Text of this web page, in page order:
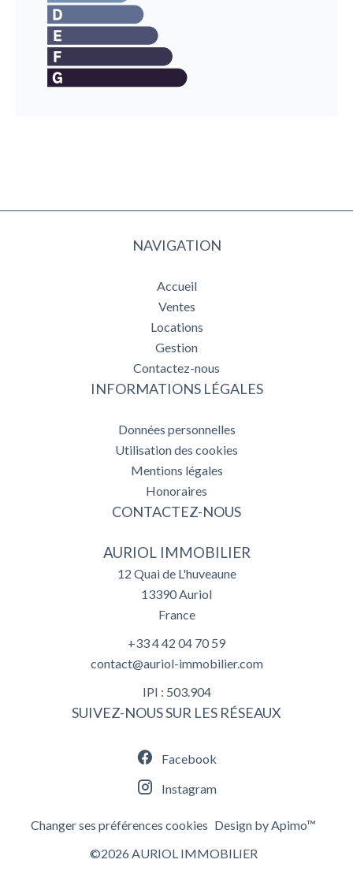
NAVIGATION
Accueil
Ventes
Locations
Gestion
Contactez-nous
INFORMATIONS LÉGALES
Données personnelles
Utilisation des cookies
Mentions légales
Honoraires
CONTACTEZ-NOUS
AURIOL IMMOBILIER
12 Quai de L'huveaune
13390Auriol
France
+33 4 42 04 70 59
contact@auriol-immobilier.com
IPI : 503.904
SUIVEZ-NOUS SUR LES RÉSEAUX
Facebook
Instagram
Changer ses préférences cookies Design byApimo™
©2026 AURIOL IMMOBILIER